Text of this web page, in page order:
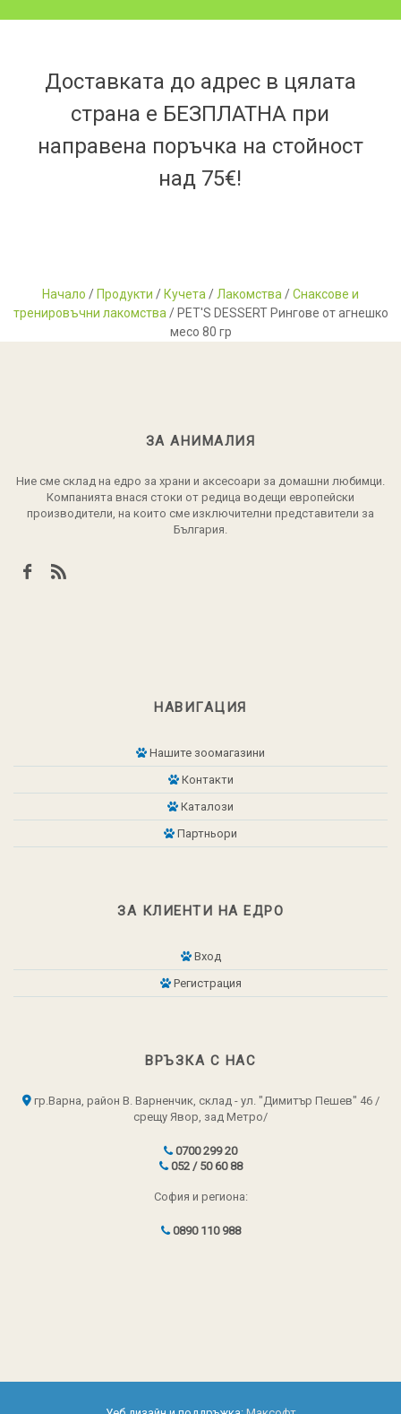
Доставката до адрес в цялата
страна е БЕЗПЛАТНА при
направена поръчка на стойност
над 75€!
Начало /Продукти /Кучета / Лакомства /Снаксове и
тренировъчни лакомства / PET'S DESSERT Рингове от агнешко
месо 80 гр
ЗА АНИМАЛИЯ
Ние сме склад на едро за храни и аксесоари за домашни любимци.
Компанията внася стоки от редица водещи европейски
производители, на които сме изключителни представители за
България.
НАВИГАЦИЯ
Нашите зоомагазини
Контакти
Каталози
Партньори
ЗА КЛИЕНТИ НА ЕДРО
Вход
Регистрация
ВРЪЗКА С НАС
гр.Варна, район В. Варненчик, склад - ул. "Димитър Пешев" 46 /
срещу Явор, зад Метро/
0700 299 20
052 / 50 60 88
София и региона:
0890 110 988